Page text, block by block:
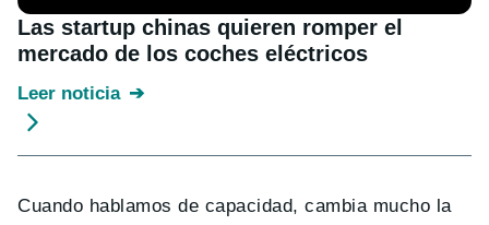
Las startup chinas quieren romper el
mercado de los coches eléctricos
Leer noticia
Cuando hablamos de capacidad, cambia mucho la